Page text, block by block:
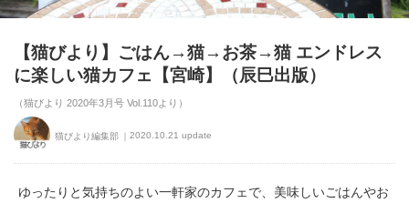
【猫びより】ごはん→猫→お茶→猫 エンドレス
に楽しい猫カフェ【宮崎】（辰巳出版）
（猫びより 2020年3月号 Vol.110より）
猫びより編集部 2020.10.21 update
ゆったりと気持ちのよい一軒家のカフェで、美味しいごはんやお